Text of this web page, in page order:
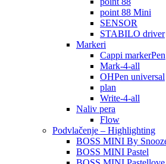
point 88 Mini
SENSOR
STABILO driver
Markeri
Cappi markerPen
Mark-4-all
OHPen universal
plan
Write-4-all
Naliv pera
Flow
Podvlačenje – Highlighting
BOSS MINI By
BOSS MINI Pastel